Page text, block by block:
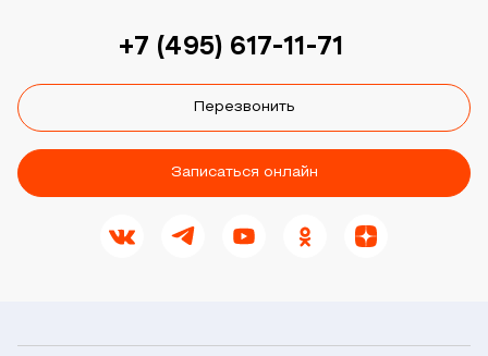
+7 (495) 617-11-71
Перезвонить
Записаться онлайн